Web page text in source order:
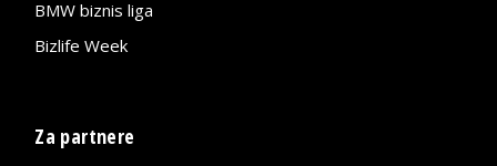
BMW biznis liga
Bizlife Week
Za partnere